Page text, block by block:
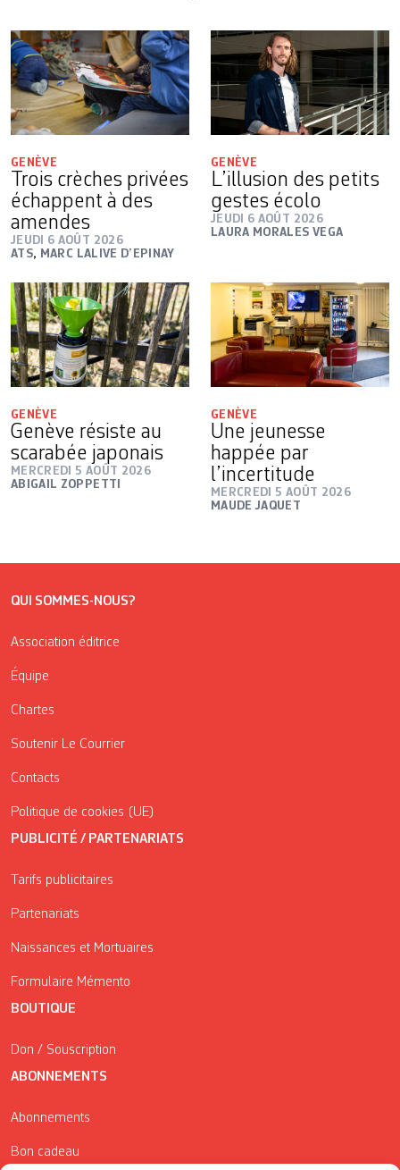
GENÈVE
Trois crèches privées
échappent à des
amendes
JEUDI 6 AOÛT 2026
ATS, MARC LALIVE D’EPINAY
GENÈVE
L’illusion des petits
gestes écolo
JEUDI 6 AOÛT 2026
LAURA MORALES VEGA
GENÈVE
Genève résiste au
scarabée japonais
MERCREDI 5 AOÛT 2026
ABIGAIL ZOPPETTI
GENÈVE
Une jeunesse
happée par
l’incertitude
MERCREDI 5 AOÛT 2026
MAUDE JAQUET
QUI SOMMES-NOUS?
Association éditrice
Équipe
Chartes
Soutenir Le Courrier
Contacts
Politique de cookies (UE)
PUBLICITÉ / PARTENARIATS
Tarifs publicitaires
Partenariats
Naissances et Mortuaires
Formulaire Mémento
BOUTIQUE
Don / Souscription
ABONNEMENTS
Abonnements
Bon cadeau